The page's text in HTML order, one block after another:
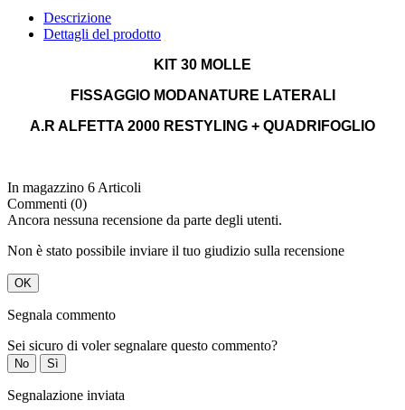
Descrizione
Dettagli del prodotto
KIT 30 MOLLE
FISSAGGIO MODANATURE LATERALI
A.R ALFETTA 2000 RESTYLING + QUADRIFOGLIO
In magazzino 6 Articoli
Commenti (0)
Ancora nessuna recensione da parte degli utenti.
Non è stato possibile inviare il tuo giudizio sulla recensione
OK
Segnala commento
Sei sicuro di voler segnalare questo commento?
No Sì
Segnalazione inviata